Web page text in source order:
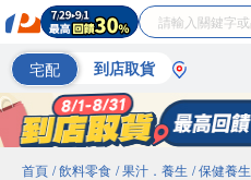
宅配 到店取貨
首頁 / 飲料零食 / 果汁．養生 / 保健養生